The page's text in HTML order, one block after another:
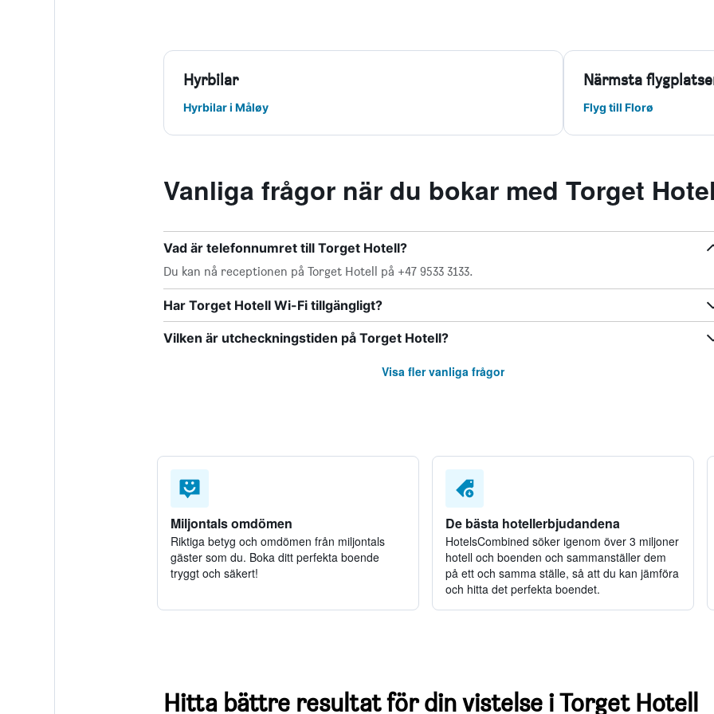
Miljontals omdömen
Riktiga betyg och omdömen från miljontals
tryggt och säkert!
De bästa hotellerbjudandena
HotelsCombined söker igenom över 3 miljoner
på ett och samma ställe, så att du kan jämföra
Hitta bättre resultat för din vistelse i Torget Hotell
Länder våra användare söker efter
Hotell i Sverige Hotell i Turkiet
Hotell i Frankrike
Hotell i USA
Hotell i Storbritannien
Hotell i Grekland
Hotell i Danmark
Hotell i Italien
Vi samlar massor av information åt dig